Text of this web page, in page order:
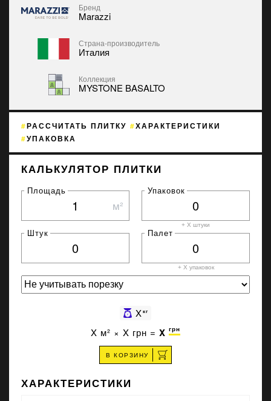
Бренд
Marazzi
Страна-производитель
Италия
Коллекция
MYSTONE BASALTO
РАССЧИТАТЬ ПЛИТКУ
ХАРАКТЕРИСТИКИ
УПАКОВКА
КАЛЬКУЛЯТОР ПЛИТКИ
Площадь
м²
Упаковок
+ X штуки
Штук Палет
+ X упаковок
Xкг
X м² × X грн = X грн
В КОРЗИНУ
ХАРАКТЕРИСТИКИ